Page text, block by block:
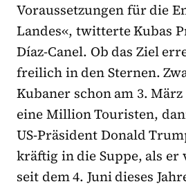
Voraussetzungen für die
Landes«, twitterte Kubas
Díaz-Canel. Ob das Ziel
freilich in den Sternen.
Kubaner schon am 3. März
eine Million Touristen,
US-Präsident Donald
kräftig in die Suppe, als er
seit dem 4. Juni dieses